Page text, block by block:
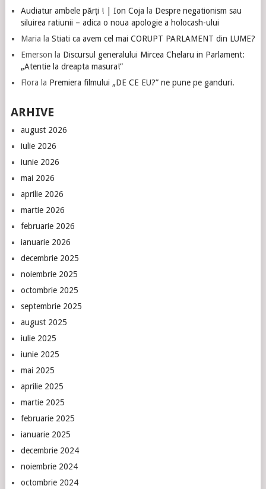
Audiatur ambele părți ! | Ion Coja la Despre negationism sau
siluirea ratiunii – adica o noua apologie a holocash-ului
Maria la Stiati ca avem cel mai CORUPT PARLAMENT din LUME?
Emerson la Discursul generalului Mircea Chelaru in Parlament:
„Atentie la dreapta masura!”
Flora la Premiera filmului „DE CE EU?” ne pune pe ganduri.
ARHIVE
august 2026
iulie 2026
iunie 2026
mai 2026
aprilie 2026
martie 2026
februarie 2026
ianuarie 2026
decembrie 2025
noiembrie 2025
octombrie 2025
septembrie 2025
august 2025
iulie 2025
iunie 2025
mai 2025
aprilie 2025
martie 2025
februarie 2025
ianuarie 2025
decembrie 2024
noiembrie 2024
octombrie 2024